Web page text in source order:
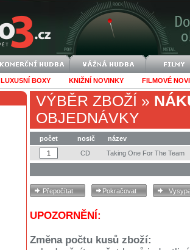
LUXUSNÍ BOXY KNIŽNÍ NOVINKY FILMOVÉ
VÝBĚR ZBOŽÍ »
OBJEDNÁVKY
počet nosič
název
CD
Taking One For The Team
UPOZORNĚNÍ:
Změna počtu kusů zboží: